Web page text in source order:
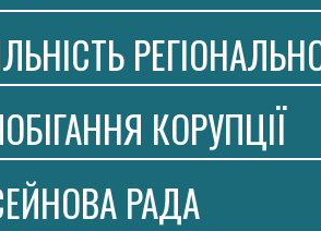
КОРУПЦІЇ
РАДА